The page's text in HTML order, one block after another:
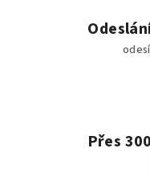
Přes